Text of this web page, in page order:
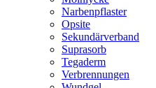
Narbenpflaster
Opsite
Sekundärverband
Suprasorb
Tegaderm
Verbrennungen